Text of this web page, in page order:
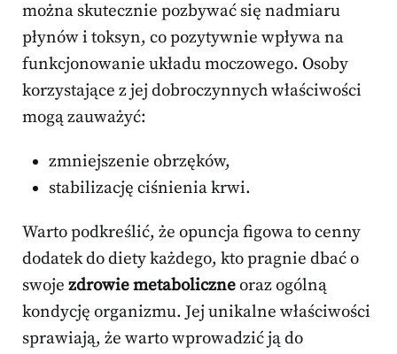
można skutecznie pozbywać się nadmiaru
płynów i toksyn, co pozytywnie wpływa na
funkcjonowanie układu moczowego. Osoby
korzystające z jej dobroczynnych właściwości
mogą zauważyć:
zmniejszenie obrzęków,
stabilizację ciśnienia krwi.
Warto podkreślić, że opuncja figowa to cenny
dodatek do diety każdego, kto pragnie dbać o
swoje zdrowie metaboliczneoraz ogólną
kondycję organizmu. Jej unikalne właściwości
sprawiają, że warto wprowadzić ją do